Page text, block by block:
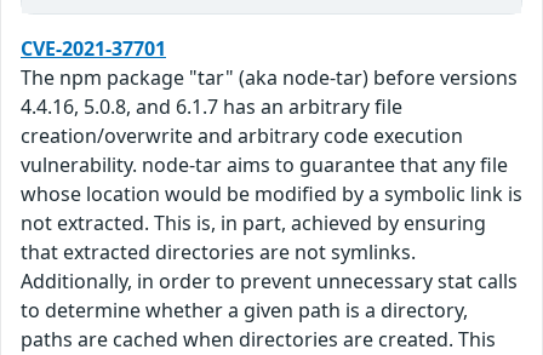
CVE-2021-37701
The npm package "tar" (aka node-tar) before versions
4.4.16, 5.0.8, and 6.1.7 has an arbitrary file
creation/overwrite and arbitrary code execution
vulnerability. node-tar aims to guarantee that any file
whose location would be modified by a symbolic link is
not extracted. This is, in part, achieved by ensuring
that extracted directories are not symlinks.
Additionally, in order to prevent unnecessary stat calls
to determine whether a given path is a directory,
paths are cached when directories are created. This